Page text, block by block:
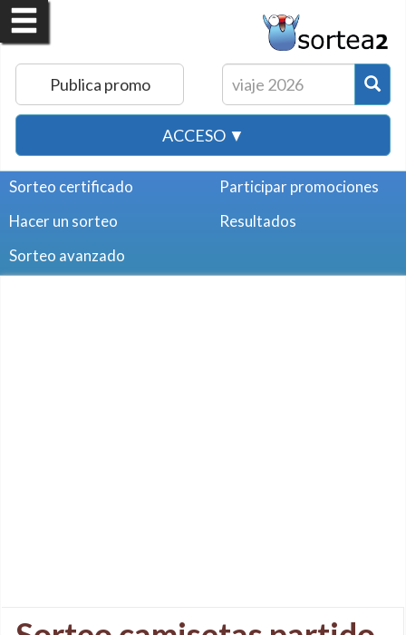
Publica promo
ACCESO ▼
Sorteo certificado
Hacer un sorteo
Sorteo avanzado
Participar promociones
Resultados